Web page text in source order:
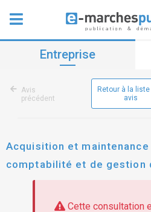
Entreprise
Avis
précédent
Retour à la
avis
Acquisition et
comptabilité et de gestion
humaines (rh)
Cette consultation